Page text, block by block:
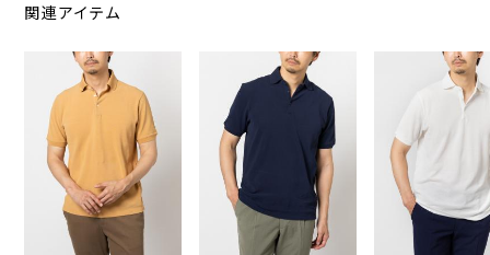
関連アイテム